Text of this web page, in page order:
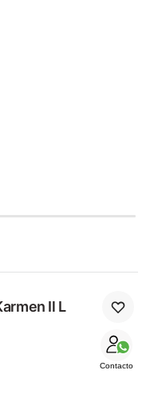
Il L
Contacto